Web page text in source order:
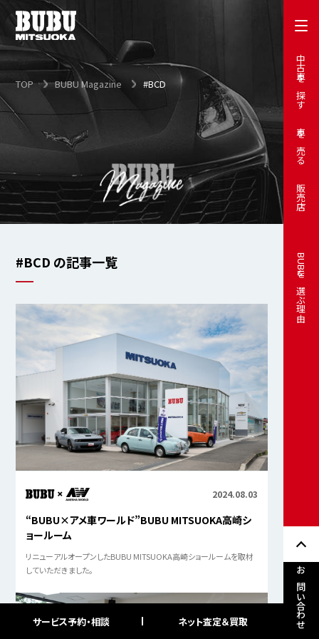
中古車を探す
車を売る
販売店
BUBUを選ぶ理由
お問い合わせ
TOP BUBU Magazine #BCD
#BCD の記事一覧
2024.08.03
“BUBU×アメ車ワールド”BUBU MITSUOKA高崎シ
ョールーム
リニューアルオープンしたBUBU MITSUOKA高崎ショールームを取材
していただきました。
サービス予約・相談 ネット査定＆買取